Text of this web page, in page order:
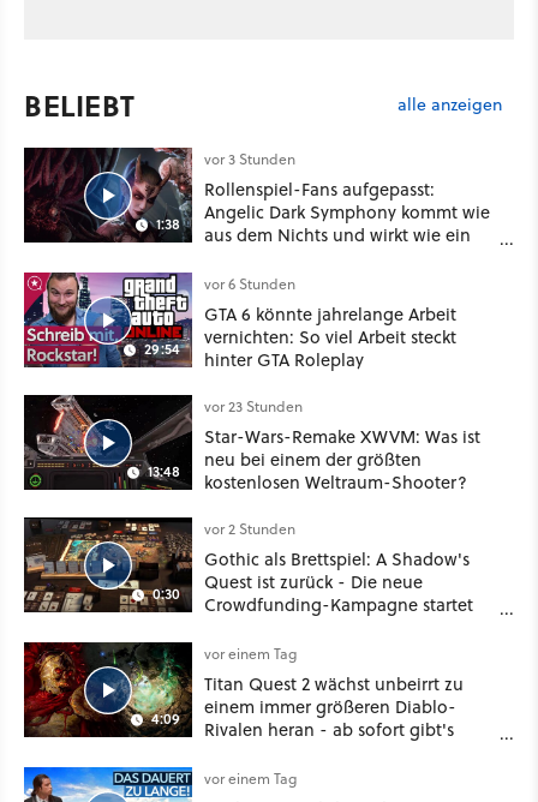
BELIEBT alle anzeigen
1:38
vor 3 Stunden
Rollenspiel-Fans aufgepasst:
Angelic Dark Symphony kommt wie
aus dem Nichts und wirkt wie ein
Mass Effect
29:54
vor 6 Stunden
GTA 6 könnte jahrelange Arbeit
vernichten: So viel Arbeit steckt
hinter GTA Roleplay
13:48
vor 23 Stunden
Star-Wars-Remake XWVM: Was ist
neu bei einem der größten
kostenlosen Weltraum-Shooter?
0:30
vor 2 Stunden
Gothic als Brettspiel: A Shadow's
Quest ist zurück - Die neue
Crowdfunding-Kampagne startet
4:09
vor einem Tag
Titan Quest 2 wächst unbeirrt zu
einem immer größeren Diablo-
Rivalen heran - ab sofort gibt's
Klasse
vor einem Tag